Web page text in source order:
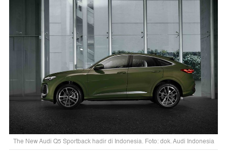
The New Audi Q5 Sportback hadir di Indonesia. Foto: dok. Audi Indonesia